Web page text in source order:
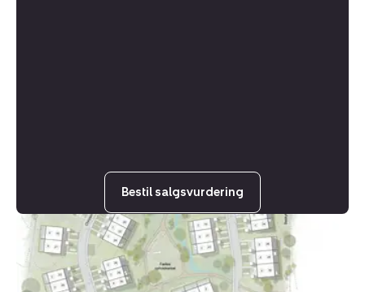
Bestil salgsvurdering
Helårsgrund:
Kristian
Appels
Vej